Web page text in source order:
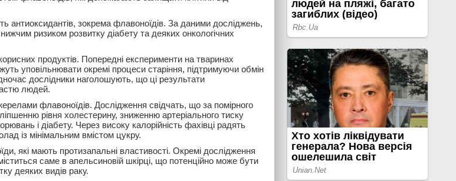
антиоксидантів, зокрема флавоноїдів. За даними досліджень,
ризиком розвитку діабету та деяких онкологічних
продуктів. Попередні експерименти на тваринах
уповільнювати окремі процеси старіння, підтримуючи обмін
дослідники наголошують, що ці результати
людей.
флавоноїдів. Дослідження свідчать, що за помірного
рівня холестерину, зниженню артеріального тиску
і діабету. Через високу калорійність фахівці радять
із мінімальним вмістом цукру.
які мають протизапальні властивості. Окремі дослідження
саме в апельсиновій шкірці, що потенційно може бути
деяких видів раку.